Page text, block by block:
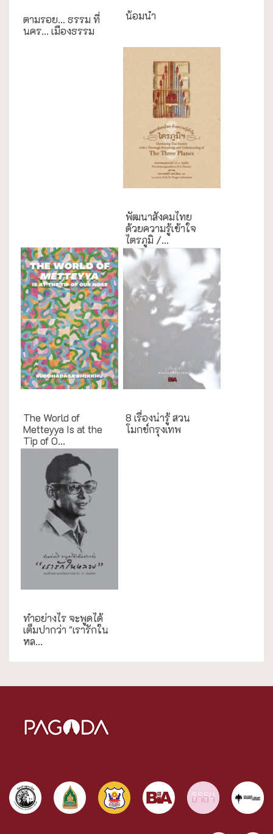
ตามรอย... ธรรม ที่
นคร... เมืองธรรม
น้อมนำ
พัฒนาสังคมไทย
ด้วยความรู้เข้าใจ
ไตรภูมิ /...
The World of
Metteyya Is at the
Tip of O...
8 เรื่องน่ารู้ สวน
โมกข์กรุงเทพ
ทำอย่างไร จะพูดได้
เต็มปากว่า "เรารักใน
หล...